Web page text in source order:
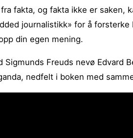
fakta, og fakta ikke er saken,
journalistikk» for å
din egen mening.
Sigmunds Freuds nevø Edvard
nedfelt i boken med